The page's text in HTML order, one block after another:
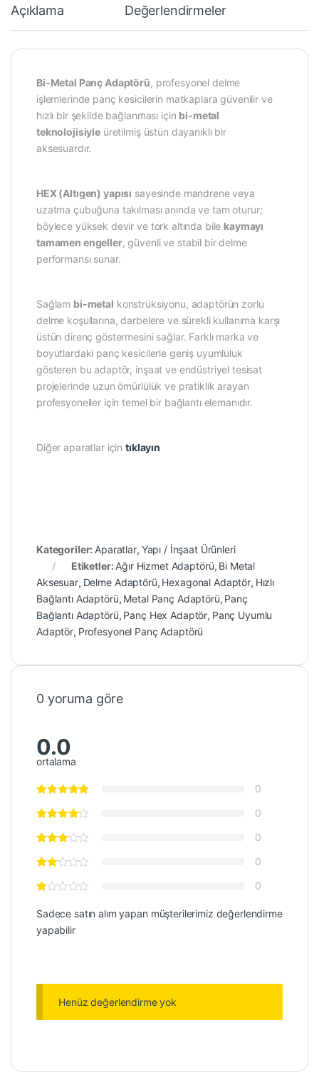
Açıklama Değerlendirmeler
Bi-Metal Panç Adaptörü, profesyonel delme
işlemlerinde panç kesicilerin matkaplara güvenilir ve
hızlı bir şekilde bağlanması için bi-metal
teknolojisiyle üretilmiş üstün dayanıklı bir
aksesuardır.
HEX (Altıgen) yapısı sayesinde mandrene veya
uzatma çubuğuna takılması anında ve tam oturur;
böylece yüksek devir ve tork altında bile kaymayı
tamamen engeller, güvenli ve stabil bir delme
performansı sunar.
Sağlam bi-metal konstrüksiyonu, adaptörün zorlu
delme koşullarına, darbelere ve sürekli kullanıma karşı
üstün direnç göstermesini sağlar. Farklı marka ve
boyutlardaki panç kesicilerle geniş uyumluluk
gösteren bu adaptör, inşaat ve endüstriyel tesisat
projelerinde uzun ömürlülük ve pratiklik arayan
profesyoneller için temel bir bağlantı elemanıdır.
Diğer aparatlar içintıklayın
Kategoriler: Aparatlar, Yapı / İnşaat Ürünleri
Etiketler: Ağır Hizmet Adaptörü, Bi Metal
Aksesuar, Delme Adaptörü, Hexagonal Adaptör, Hızlı
Bağlantı Adaptörü, Metal Panç Adaptörü, Panç
Bağlantı Adaptörü, Panç Hex Adaptör, Panç Uyumlu
Adaptör, Profesyonel Panç Adaptörü
0 yoruma göre
0.0
ortalama
0
0
0
0
0
Sadece satın alım yapan müşterilerimiz değerlendirme
yapabilir
Henüz değerlendirme yok